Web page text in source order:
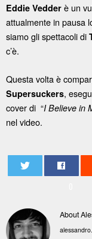
Eddie Vedder è un
attualmente in pausa
siamo gli spettacoli di
c’è.
Questa volta è
Supersuckers,
cover di “I Believe in
nel video.
About